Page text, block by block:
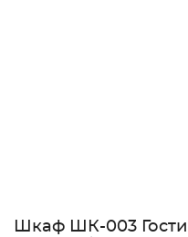
Шкаф ШК-003